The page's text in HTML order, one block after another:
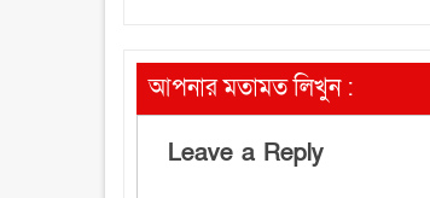
আপনার মতামত লিখুন :
Leave a Reply